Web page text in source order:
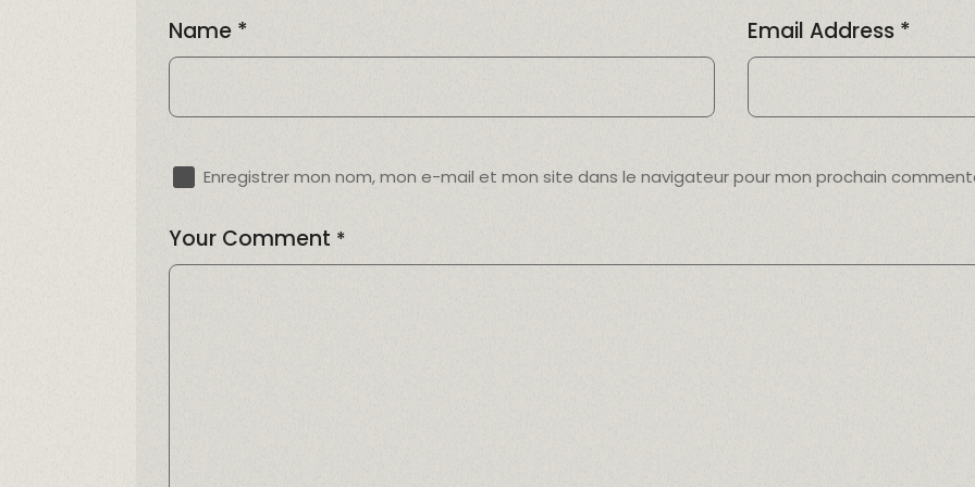
Name * Email Address *
Enregistrer mon nom, mon e-mail et mon site dans le navigateur pour mon prochain
Your Comment *